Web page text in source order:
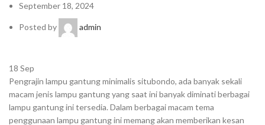
September 18, 2024
Posted by admin
18 Sep
Pengrajin lampu gantung minimalis situbondo, ada banyak sekali
macam jenis lampu gantung yang saat ini banyak diminati berbagai
lampu gantung ini tersedia. Dalam berbagai macam tema
penggunaan lampu gantung ini memang akan memberikan kesan